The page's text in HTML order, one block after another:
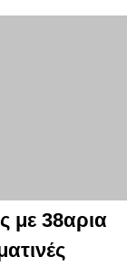
με 38αρια